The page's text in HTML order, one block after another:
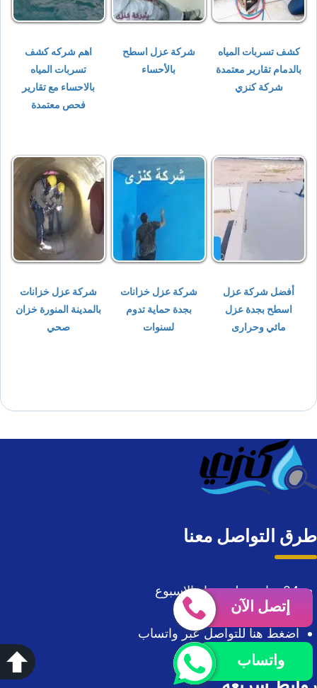
كشف تسربات المياه
بالدمام تقارير معتمدة
شركة كنزي
شركة عزل اسطح
بالأحساء
اهم شركه كشف
تسربات المياه
بالاحساء مع تقارير
فحص معتمدة
أفضل شركة عزل
اسطح بجدة عزل
مائي وحرارى
شركة عزل خزانات
بجدة حماية تدوم
لسنوات
شركة عزل خزانات
بالمدينة المنورة خزان
صحي
طرق التواصل معنا
24 ساعة على مدار الاسبوع
الهاتف : 0563724676
اضغط هنا للتواصل عبر واتساب
إتصل الآن
واتساب